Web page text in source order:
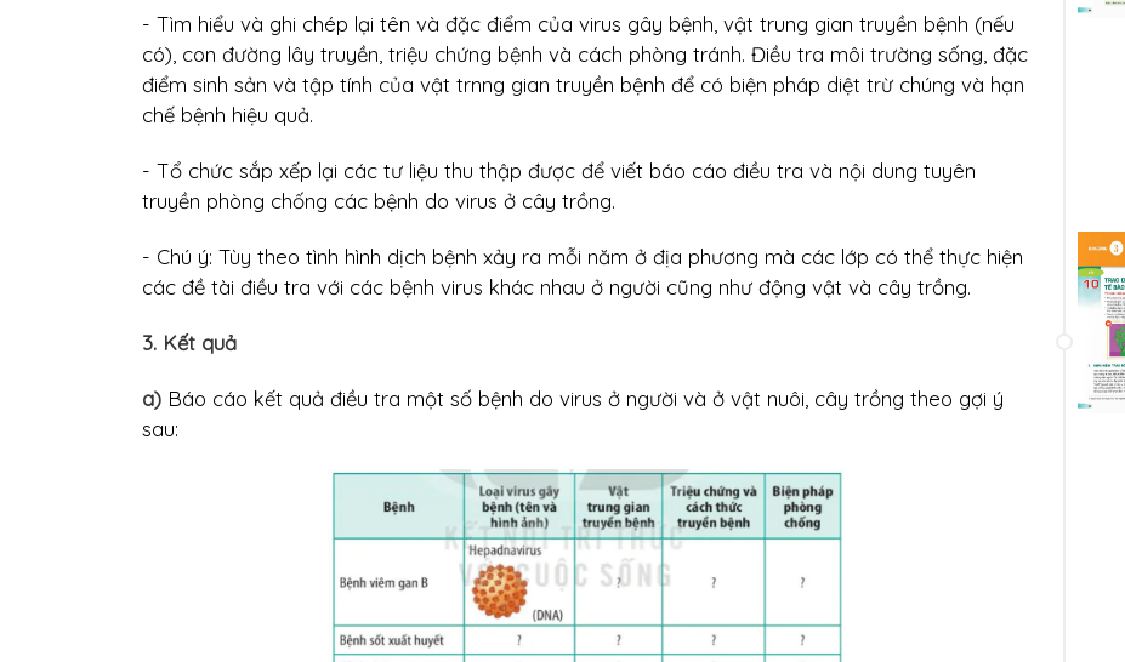
- Tìm hiểu và ghi chép lại tên và đặc điểm của virus gây bệnh, vật trung gian truyền bệnh (nếu
có), con đường lây truyền, triệu chứng bệnh và cách phòng tránh. Điều tra môi trường sống, đặc
điểm sinh sản và tập tính của vật trnng gian truyền bệnh để có biện pháp diệt trừ chúng và hạn
chế bệnh hiệu quả.
- Tổ chức sắp xếp lại các tư liệu thu thập được để viết báo cáo điều tra và nội dung tuyên
truyền phòng chống các bệnh do virus ở cây trồng.
- Chú ý: Tùy theo tình hình dịch bệnh xảy ra mỗi năm ở địa phương mà các lớp có thể thực hiện
các đề tài điều tra với các bệnh virus khác nhau ở người cũng như động vật và cây trồng.
3. Kết quả
a) Báo cáo kết quả điều tra một số bệnh do virus ở người và ở vật nuôi, cây trồng theo gợi ý
sau: